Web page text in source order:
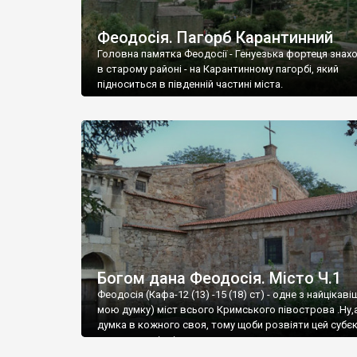
Феодосія. Пагорб Карантинний
Головна памятка Феодосії - Генуезька фортеця
в старому районі - на Карантинному пагорбі, який
підноситься в південній частині міста.
Богом дана Феодосія. Місто Ч.1
Феодосія (Кафа-12 (13) -15 (18) ст) - одне з
мою думку) міст всього Кримського півострова
думка в кожного своя, тому щоби розвіяти цей
запрошую відвідати це